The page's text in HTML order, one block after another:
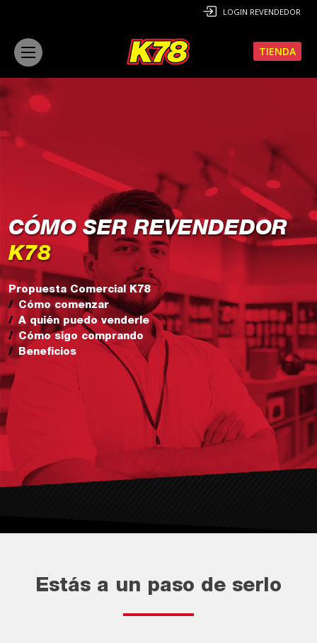
LOGIN REVENDEDOR
TIENDA
CÓMO SER REVENDEDOR
K78
Propuesta Comercial K78
Cómo comenzar
A quién puedo venderle
Cómo sigo comprando
Beneficios
Estás a un paso de serlo